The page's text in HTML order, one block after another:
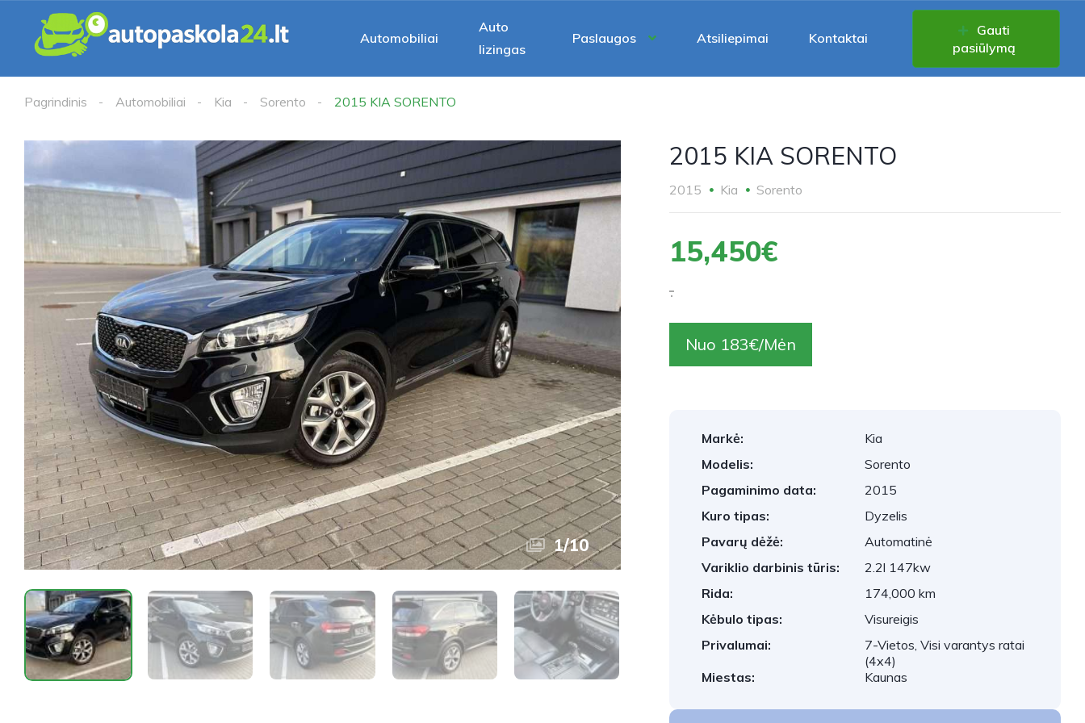
Automobiliai
Auto
lizingas
Paslaugos Atsiliepimai Kontaktai
Gauti
pasiūlymą
Pagrindinis Automobiliai Kia Sorento 2015 KIA SORENTO
1/10
2015 KIA SORENTO
2015 Kia Sorento
15,450€
.
Nuo 183€/Mėn
Markė:
Kia
Modelis:
Sorento
Pagaminimo data:
2015
Kuro tipas:
Dyzelis
Pavarų dėžė:
Automatinė
Variklio darbinis tūris:
2.2l 147kw
Rida:
174,000 km
Kėbulo tipas:
Visureigis
Privalumai:
7-Vietos, Visi varantys ratai
(4x4)
Miestas:
Kaunas